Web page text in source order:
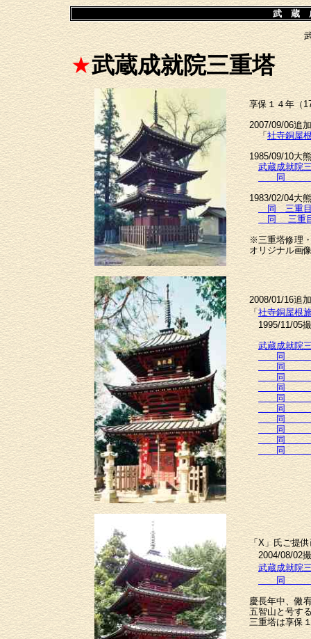
武 蔵
★武蔵成就院三重塔
享保１４年（
2007/09/06追
「社寺銅屋
1985/09/10大
武蔵成就院
同
1983/02/04大
同 三重目
同 三重目
※三重塔修理
オリジナル画
2008/01/16追
「社寺銅屋根
1995/11/05
武蔵成就院
同
同
同
同
同
同
同
同
同
同
「X」氏ご提
2004/08/02撮
武蔵成就院
同
慶長年中、僘
五智山と号す
三重塔は享保